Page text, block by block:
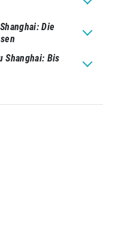
Die
Shanghai: Bis